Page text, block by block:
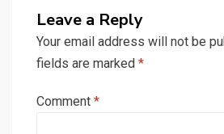
Leave a Reply
Your email address will not be
fields are marked *
Comment *